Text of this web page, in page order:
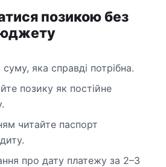
позикою без
суму, яка справді потрібна.
позику як постійне
читайте паспорт
про дату платежу за 2–3